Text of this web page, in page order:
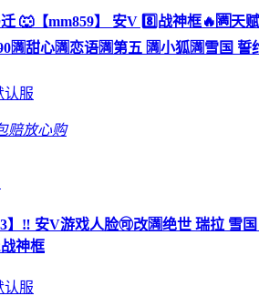
🐺【mm859】 安V 8️⃣战神框🔥🈵天
甜心🈵恋语🈵第五 🈵小狐🈵雪国 誓
认服
赔放心购
】‼ 安V游戏人脸🉑改🈵绝世 瑞拉 雪
神框
认服